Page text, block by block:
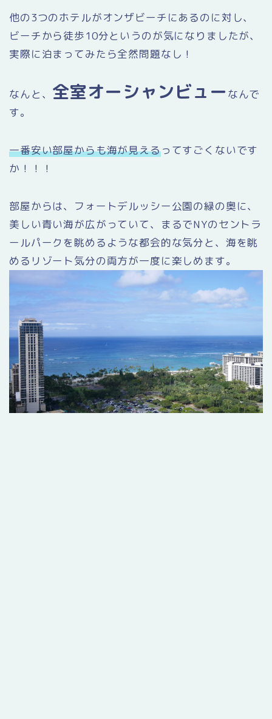
他の3つのホテルがオンザビーチにあるのに対し、
ビーチから徒歩10分というのが気になりましたが、
実際に泊まってみたら全然問題なし！
なんと、 全室オーシャンビュー なんで
す。
一番安い部屋からも海が見えるってすごくないです
か！！！
部屋からは、フォートデルッシー公園の緑の奥に、
美しい青い海が広がっていて、まるでNYのセントラ
ールパークを眺めるような都会的な気分と、海を眺
めるリゾート気分の両方が一度に楽しめます。